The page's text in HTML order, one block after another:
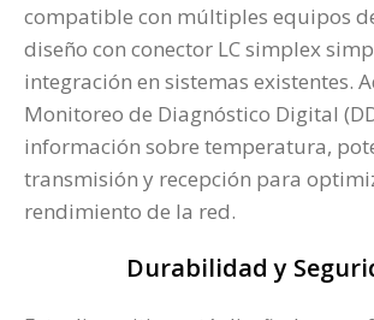
compatible con múltiples equipos
diseño con conector LC simplex
integración en sistemas existentes.
Monitoreo de Diagnóstico Digital
información sobre temperatura,
transmisión y recepción para
rendimiento de la red.
Durabilidad y